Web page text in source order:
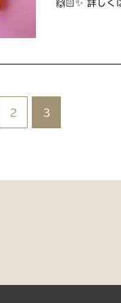
🙌🏻✨ 詳し
2 3